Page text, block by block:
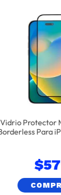
Vidrio Protector
Para
$